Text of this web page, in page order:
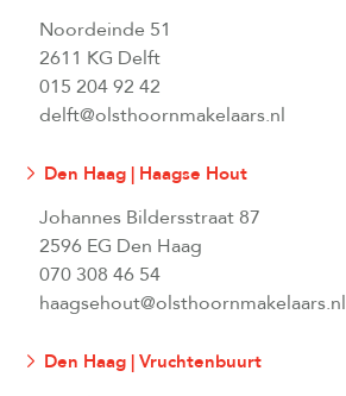
Noordeinde 51
2611 KG Delft
015 204 92 42
delft@olsthoornmakelaars.nl
Den Haag | Haagse Hout
Johannes Bildersstraat 87
2596 EG Den Haag
070 308 46 54
haagsehout@olsthoornmakelaars.nl
Den Haag | Vruchtenbuurt